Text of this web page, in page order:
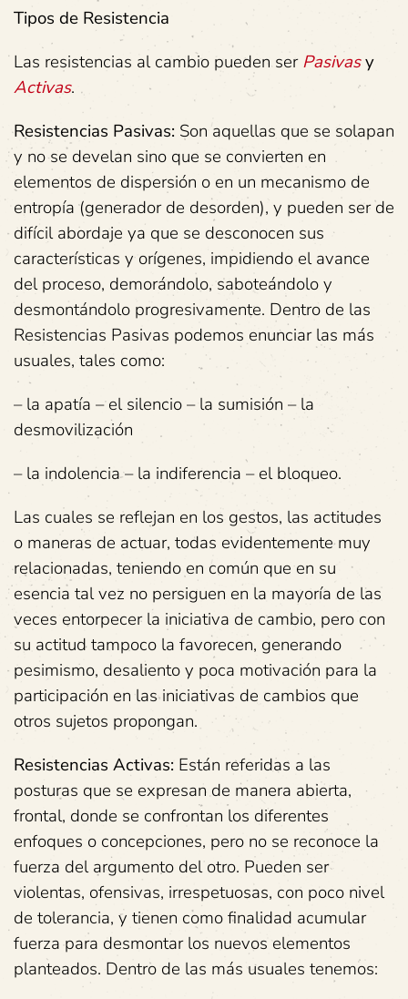
Tipos de Resistencia
Las resistencias al cambio pueden serPasivasy
Activas.
Resistencias Pasivas: Son aquellas que se solapan
y no se develan sino que se convierten en
elementos de dispersión o en un mecanismo de
entropía (generador de desorden), y pueden ser de
difícil abordaje ya que se desconocen sus
características y orígenes, impidiendo el avance
del proceso, demorándolo, saboteándolo y
desmontándolo progresivamente. Dentro de las
Resistencias Pasivas podemos enunciar las más
usuales, tales como:
– la apatía – el silencio – la sumisión – la
desmovilización
– la indolencia – la indiferencia – el bloqueo.
Las cuales se reflejan en los gestos, las actitudes
o maneras de actuar, todas evidentemente muy
relacionadas, teniendo en común que en su
esencia tal vez no persiguen en la mayoría de las
veces entorpecer la iniciativa de cambio, pero con
su actitud tampoco la favorecen, generando
pesimismo, desaliento y poca motivación para la
participación en las iniciativas de cambios que
otros sujetos propongan.
Resistencias Activas: Están referidas a las
posturas que se expresan de manera abierta,
frontal, donde se confrontan los diferentes
enfoques o concepciones, pero no se reconoce la
fuerza del argumento del otro. Pueden ser
violentas, ofensivas, irrespetuosas, con poco nivel
de tolerancia, y tienen como finalidad acumular
fuerza para desmontar los nuevos elementos
planteados. Dentro de las más usuales tenemos: